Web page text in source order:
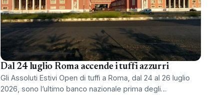
Dal 24 luglio Roma accende i tuffi azzurri
Gli Assoluti Estivi Open di tuffi a Roma, dal 24 al 26 luglio
2026, sono l’ultimo banco nazionale prima degli…